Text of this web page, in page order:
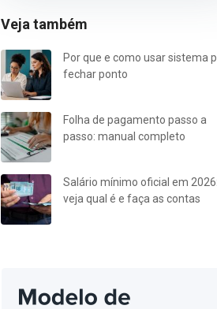
Veja também
Por que e como usar sistema
fechar ponto
Folha de pagamento passo a
passo: manual completo
Salário mínimo oficial em 2026:
veja qual é e faça as contas